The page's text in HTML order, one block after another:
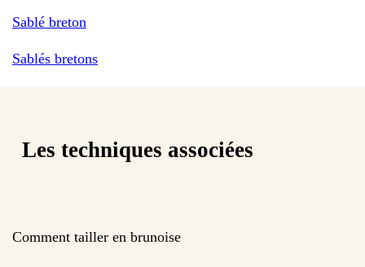
Sablé breton
Sablés bretons
Les techniques associées
Comment tailler en brunoise